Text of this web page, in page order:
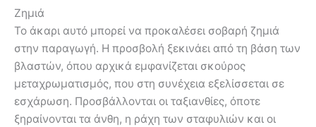
Ζημιά
Το άκαρι αυτό μπορεί να προκαλέσει σοβαρή ζημιά
στην παραγωγή. Η προσβολή ξεκινάει από τη βάση των
βλαστών, όπου αρχικά εμφανίζεται σκούρος
μεταχρωματισμός, που στη συνέχεια εξελίσσεται σε
εσχάρωση. Προσβάλλονται οι ταξιανθίες, όποτε
ξηραίνονται τα άνθη, η ράχη των σταφυλιών και οι